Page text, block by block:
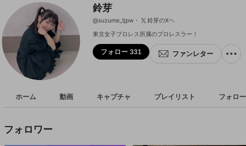
鈴芽
@suzume_tjpw 鈴芽のXヘ
フォロー 331 ファンレター
東京女子プロレス所属のプロレスラー！
ホーム 動画 キャプチャ プレイリスト フォロー
フォロワー